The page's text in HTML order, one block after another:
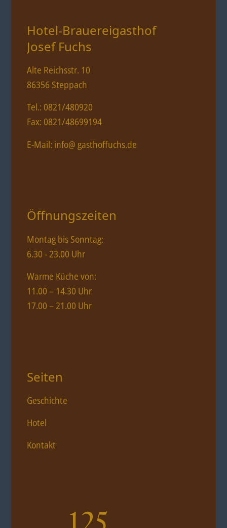
Hotel-Brauereigasthof
Josef Fuchs
Alte Reichsstr. 10
86356 Steppach
Tel.: 0821/480920
Fax: 0821/48699194
E-Mail: info@ gasthoffuchs.de
Öffnungszeiten
Montag bis Sonntag:
6.30 - 23.00 Uhr
Warme Küche von:
11.00 – 14.30 Uhr
17.00 – 21.00 Uhr
Seiten
Geschichte
Hotel
Kontakt